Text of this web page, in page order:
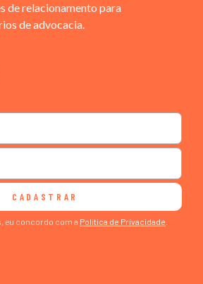
de relacionamento para
de advocacia.
CADASTRAR
eu concordo com a Política de Privacidade